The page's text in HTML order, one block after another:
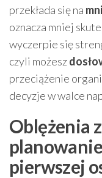
przekłada się na
oznacza mniej
wyczerpie się
czyli możesz
przeciążenie
decyzje w walce
Oblężenia
pierwszej